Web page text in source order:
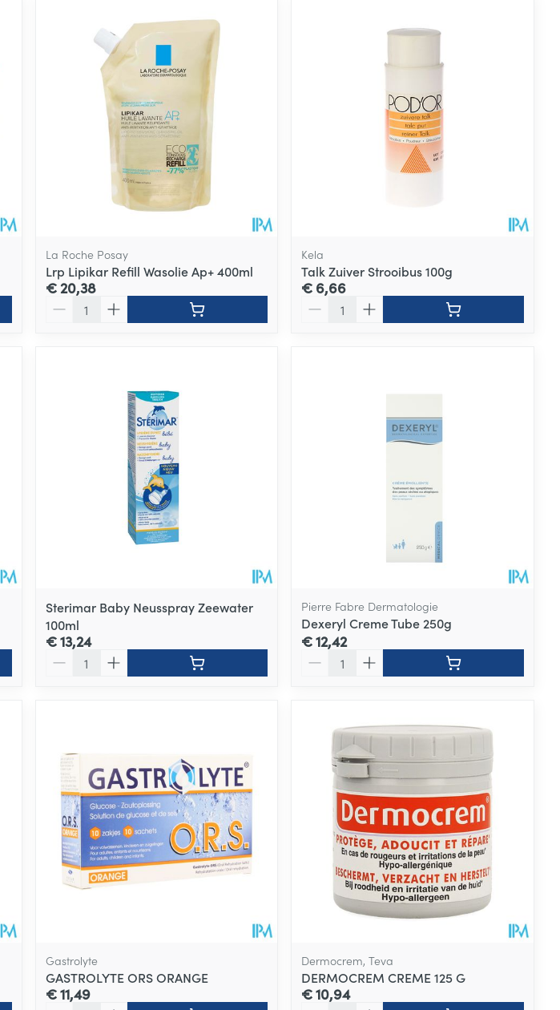
te passen.
La Roche Posay
Lrp Lipikar Refill Wasolie Ap+ 400ml
€ 20,38
Kela
Talk Zuiver Strooibus 100g
€ 6,66
Sterimar Baby Neusspray Zeewater
100ml
€ 13,24
Pierre Fabre Dermatologie
Dexeryl Creme Tube 250g
€ 12,42
Gastrolyte
GASTROLYTE ORS ORANGE
€ 11,49
Dermocrem, Teva
DERMOCREM CREME 125 G
€ 10,94